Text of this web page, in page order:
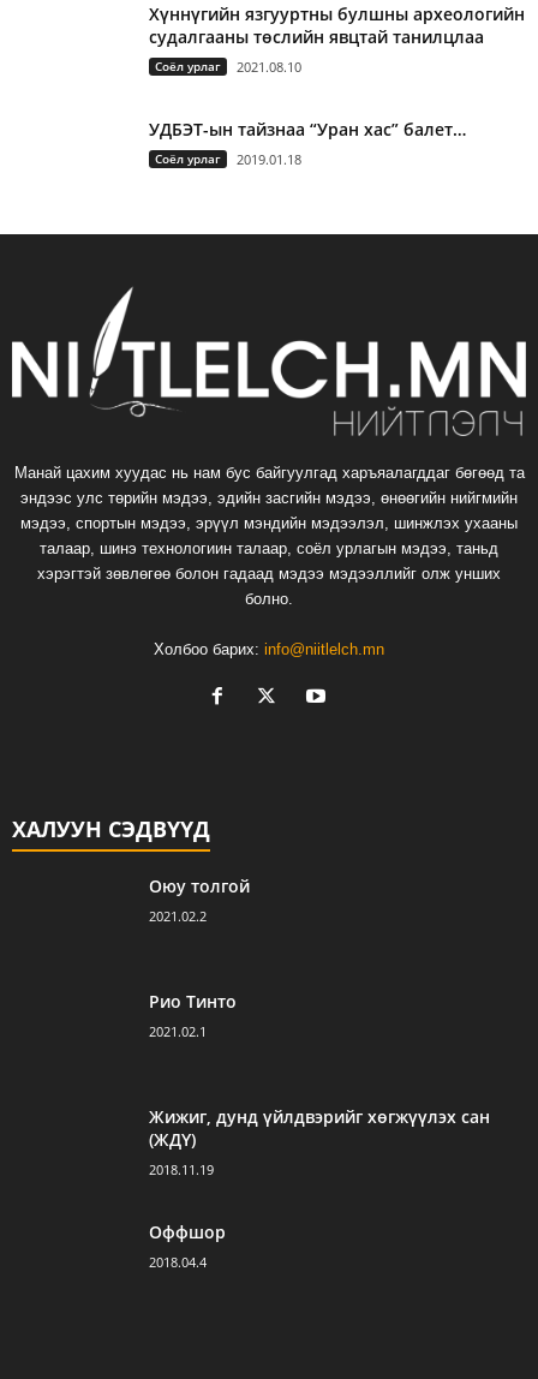
Хүннүгийн язгууртны булшны археологийн
судалгааны төслийн явцтай танилцлаа
Соёл урлаг 2021.08.10
УДБЭТ-ын тайзнаа “Уран хас” балет…
Соёл урлаг 2019.01.18
Манай цахим хуудас нь нам бус байгуулгад харъяалагддаг бөгөөд та
эндээс улс төрийн мэдээ, эдийн засгийн мэдээ, өнөөгийн нийгмийн
мэдээ, спортын мэдээ, эрүүл мэндийн мэдээлэл, шинжлэх ухааны
талаар, шинэ технологиин талаар, соёл урлагын мэдээ, таньд
хэрэгтэй зөвлөгөө болон гадаад мэдээ мэдээллийг олж унших
болно.
Холбоо барих: info@niitlelch.mn
ХАЛУУН СЭДВҮҮД
Оюу толгой
2021.02.2
Рио Тинто
2021.02.1
Жижиг, дунд үйлдвэрийг хөгжүүлэх сан
(ЖДҮ)
2018.11.19
Оффшор
2018.04.4